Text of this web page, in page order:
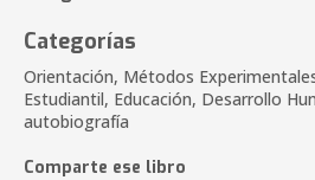
Categorías
Orientación, Métodos
Estudiantil, Educación, Desarrollo
autobiografía
Comparte ese libro